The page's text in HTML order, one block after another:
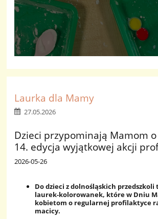
Laurka dla Mamy
27.05.2026
Dzieci przypominają Mamom
14. edycja wyjątkowej akcji
2026-05-26
Do dzieci z dolnośląskich przedszkoli
laurek-kolorowanek, które w Dniu
kobietom o regularnej profilaktyce
macicy.